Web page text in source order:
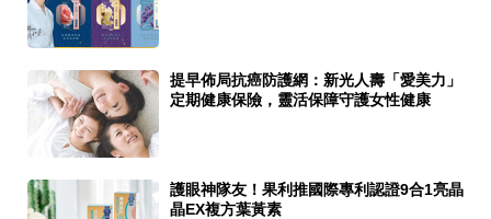
提早佈局抗癌防護網：新光人壽「愛美力」
定期健康保險，靈活保障守護女性健康
護眼神隊友！果利推國際專利認證9合1亮晶
晶EX複方葉黃素